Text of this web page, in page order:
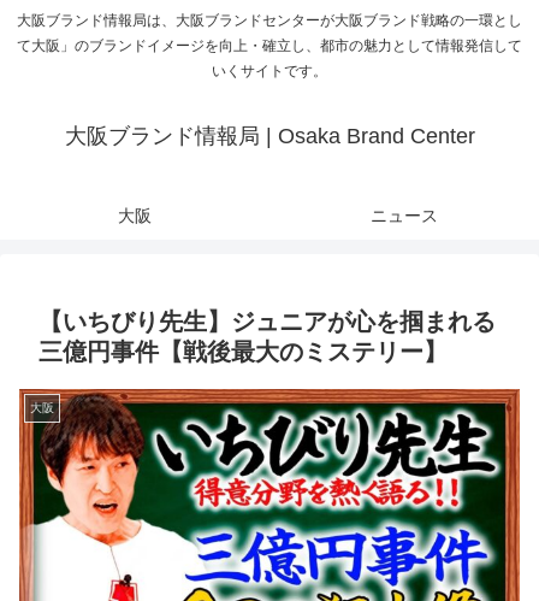
大阪ブランド情報局は、大阪ブランドセンターが大阪ブランド戦略の一環とし
て大阪」のブランドイメージを向上・確立し、都市の魅力として情報発信して
いくサイトです。
大阪ブランド情報局 | Osaka Brand Center
大阪 ニュース
【いちびり先生】ジュニアが心を掴まれる
三億円事件【戦後最大のミステリー】
大阪